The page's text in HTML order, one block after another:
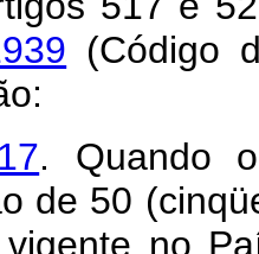
(Código
. Quando
de 50
no